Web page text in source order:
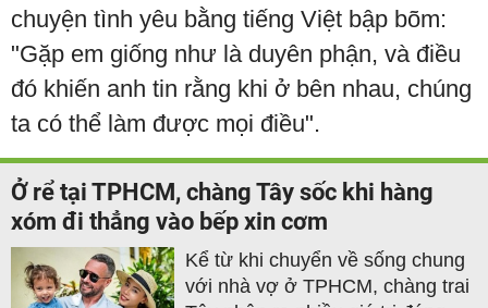
chuyện tình yêu bằng tiếng Việt bập bõm:
"Gặp em giống như là duyên phận, và điều
đó khiến anh tin rằng khi ở bên nhau, chúng
ta có thể làm được mọi điều".
Ở rể tại TPHCM, chàng Tây sốc khi hàng
xóm đi thẳng vào bếp xin cơm
Kể từ khi chuyển về sống chung
với nhà vợ ở TPHCM, chàng trai